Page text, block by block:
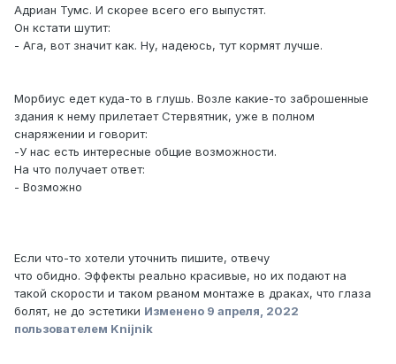
Адриан Тумс. И скорее всего его выпустят.
Он кстати шутит:
- Ага, вот значит как. Ну, надеюсь, тут кормят лучше.
Морбиус едет куда-то в глушь. Возле какие-то заброшенные
здания к нему прилетает Стервятник, уже в полном
снаряжении и говорит:
-У нас есть интересные общие возможности.
На что получает ответ:
- Возможно
Если что-то хотели уточнить пишите, отвечу
что обидно. Эффекты реально красивые, но их подают на
такой скорости и таком рваном монтаже в драках, что глаза
болят, не до эстетики Изменено 9 апреля, 2022
пользователем Knijnik